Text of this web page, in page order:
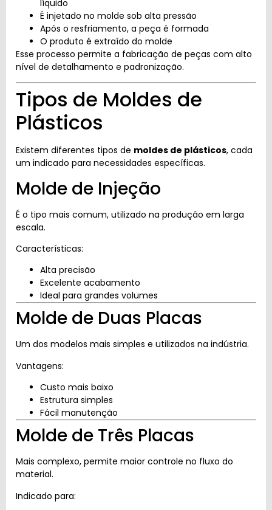
líquido
É injetado no molde sob alta pressão
Após o resfriamento, a peça é formada
O produto é extraído do molde
Esse processo permite a fabricação de peças com alto
nível de detalhamento e padronização.
Tipos de Moldes de
Plásticos
Existem diferentes tipos de moldes de plásticos, cada
um indicado para necessidades específicas.
Molde de Injeção
É o tipo mais comum, utilizado na produção em larga
escala.
Características:
Alta precisão
Excelente acabamento
Ideal para grandes volumes
Molde de Duas Placas
Um dos modelos mais simples e utilizados na indústria.
Vantagens:
Custo mais baixo
Estrutura simples
Fácil manutenção
Molde de Três Placas
Mais complexo, permite maior controle no fluxo do
material.
Indicado para: